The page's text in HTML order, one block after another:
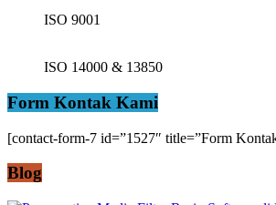
ISO 9001
ISO 14000 & 13850
Form Kontak Kami
[contact-form-7 id=”1527″ title=”Form
Blog